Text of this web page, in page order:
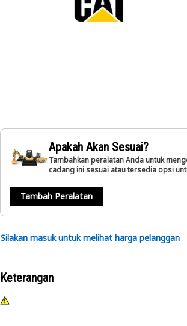
Apakah Akan Sesuai?
Tambahkan peralatan Anda untuk
cadang ini sesuai atau tersedia opsi
Tambah Peralatan
Silakan masuk untuk melihat harga pelanggan
Keterangan